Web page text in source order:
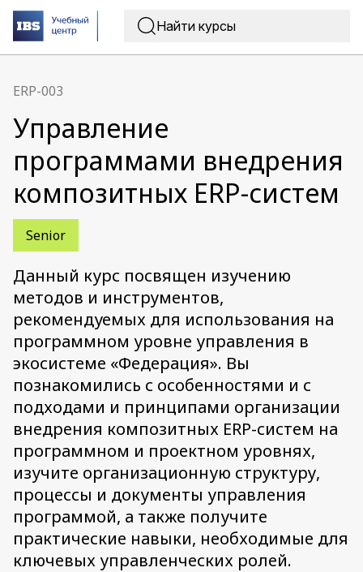
ERP-003
Управление
программами внедрения
композитных ERP-систем
Senior
Данный курс посвящен изучению
методов и инструментов,
рекомендуемых для использования на
программном уровне управления в
экосистеме «Федерация». Вы
познакомились с особенностями и с
подходами и принципами организации
внедрения композитных ERP-систем на
программном и проектном уровнях,
изучите организационную структуру,
процессы и документы управления
программой, а также получите
практические навыки, необходимые для
ключевых управленческих ролей.